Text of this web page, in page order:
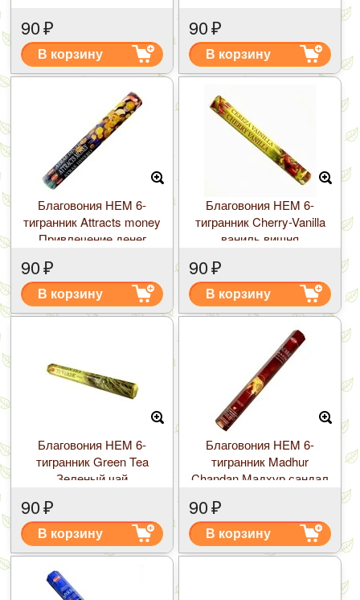
90₽
В корзину
90₽
В корзину
Благовония HEM 6-
тигранник Attracts money
Привлечение денег
90₽
В корзину
Благовония HEM 6-
тигранник Cherry-Vanilla
ваниль вишня
90₽
В корзину
Благовония HEM 6-
тигранник Green Tea
Зеленый чай
90₽
В корзину
Благовония HEM 6-
тигранник Madhur
Chandan Мадхур сандал
90₽
В корзину